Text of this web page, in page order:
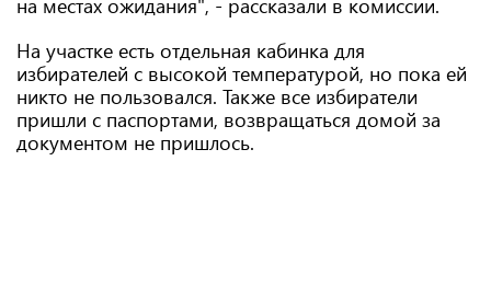
На участке есть отдельная кабинка для
избирателей с высокой температурой, но пока ей
никто не пользовался. Также все избиратели
пришли с паспортами, возвращаться домой за
документом не пришлось.